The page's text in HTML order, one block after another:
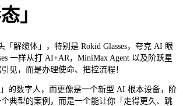
」
缆体」，特别是 Rokid Glasses，夸克 AI 眼
一样从打 AI+AR，MiniMax Agent 以及阶跃星
见，而是办理使命、把控流程！
数字人，而更像是一个新型 AI 根本设备，阶
个典型的案例，而是一个能让你「走得更久、跳